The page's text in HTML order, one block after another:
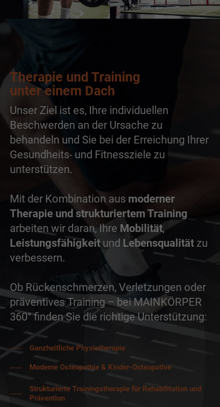
Therapie und Training
unter einem Dach
Unser Ziel ist es, Ihre individuellen
Beschwerden an der Ursache zu
behandeln und Sie bei der Erreichung Ihrer
Gesundheits- und Fitnessziele zu
unterstützen.
Mit der Kombination aus moderner
Therapie und strukturiertem Training
arbeiten wir daran, Ihre Mobilität,
Leistungsfähigkeitund Lebensqualität zu
verbessern.
Ob Rückenschmerzen, Verletzungen oder
präventives Training – bei MAINKÖRPER
360° finden Sie die richtige Unterstützung:
Ganzheitliche Physiotherapie
Moderne Osteopathie & Kinder-Osteopathie
Strukturierte Trainingstherapie für Rehabilitation und
Prävention